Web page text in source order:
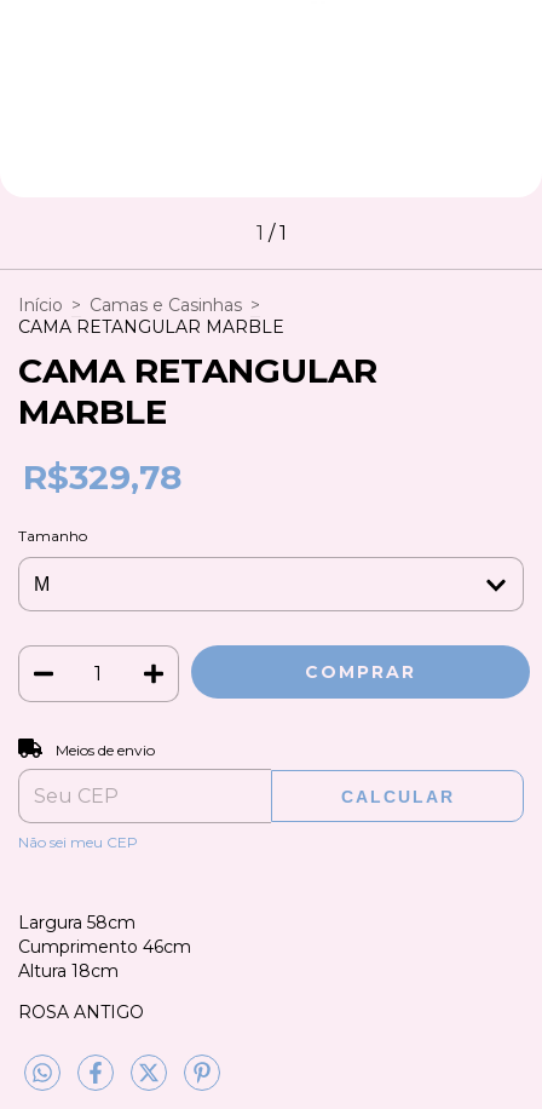
1 /1
Início > Camas e Casinhas >
CAMA RETANGULAR MARBLE
CAMA RETANGULAR
MARBLE
R$329,78
Tamanho
Entregas para o CEP:
Meios de envio
CALCULAR
Não sei meu CEP
Largura 58cm
Cumprimento 46cm
Altura 18cm
ROSA ANTIGO